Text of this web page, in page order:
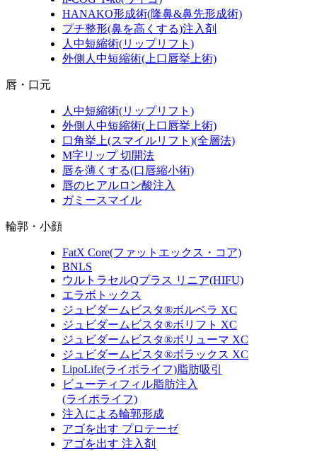
HANAKO形成術(隆鼻&鼻先形成術)
プチ整形(鼻を高くする)注入剤
人中短縮術(リップリフト)
外側人中短縮術(上口唇挙上術)
唇・口元
人中短縮術(リップリフト)
外側人中短縮術(上口唇挙上術)
口角挙上(スマイルリフト)(全層法)
M字リップ 切開法
唇を薄くする(口唇縮小術)
唇のヒアルロン酸注入
ガミースマイル
輪郭・小顔
FatX Core(ファットエックス・コア)
BNLS
ウルトラセルQプラス リニア(HIFU)
エラボトックス
ジュビダームビスタ®ボルベラ XC
ジュビダームビスタ®ボリフト XC
ジュビダームビスタ®ボリューマ XC
ジュビダームビスタ®ボラックス XC
LipoLife(ライポライフ)脂肪吸引
ビューティフィル脂肪注入
(ライポライフ)
注入による輪郭形成
アゴを出す プロテーゼ
アゴを出す 注入剤